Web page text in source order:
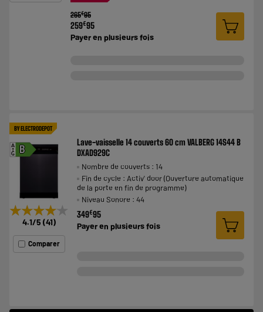
265€95
259€95
Payer en plusieurs fois
BY ELECTRODEPOT
B
A
G
★★★★★
★★★★★
4.1/5 (41)
Comparer
Lave-vaisselle 14 couverts 60 cm VALBERG 14S44 B
DXAD929C
Nombre de couverts : 14
Fin de cycle : Activ' door (Ouverture automatique
de la porte en fin de programme)
Niveau Sonore : 44
349€95
Payer en plusieurs fois